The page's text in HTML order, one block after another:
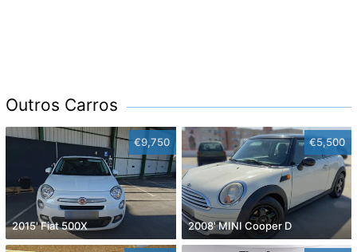
Outros Carros
€9,750
2015' Fiat 500X
€5,500
2008' MINI Cooper D